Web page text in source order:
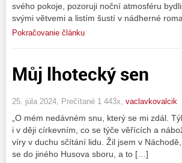
svého pokoje, pozoruji noční atmosféru
svými větvemi a listím šustí v nádherné
Pokračovanie článku
Můj lhotecký sen
25. júla 2024, Prečítané 1 443x, vaclavkovalcik
„O mém nedávném snu, který se mi zdál.
i v ději církevním, co se týče věřících a
víry v duchu sčítání lidu. Žil jsem v
se do jiného Husova sboru, a to […]